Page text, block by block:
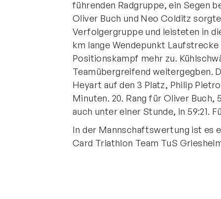
führenden Radgruppe, ein Segen
Oliver Buch und Neo Colditz
Verfolgergruppe und leisteten in
km lange Wendepunkt
Positionskampf mehr zu.
Teamübergreifend weitergegben.
Heyart auf den 3 Platz, Philip
Minuten. 20. Rang für Oliver
auch unter einer Stunde, in 59:21.
In der Mannschaftswertung ist es
Card Triathlon Team TuS